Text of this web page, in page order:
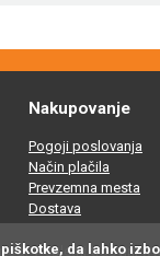
Nakupovanje
Pogoji poslovanja
Način plačila
Prevzemna mesta
Dostava
v spletni trgovini
da lahko